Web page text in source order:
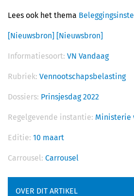
Lees ook het thema
[Nieuwsbron] [Nieuwsbron]
Informatiesoort: VN Vandaag
Rubriek: Vennootschapsbelasting
Dossiers: Prinsjesdag 2022
Regelgevende instantie: Ministerie
Editie: 10 maart
Carrousel: Carrousel
OVER DIT ARTIKEL